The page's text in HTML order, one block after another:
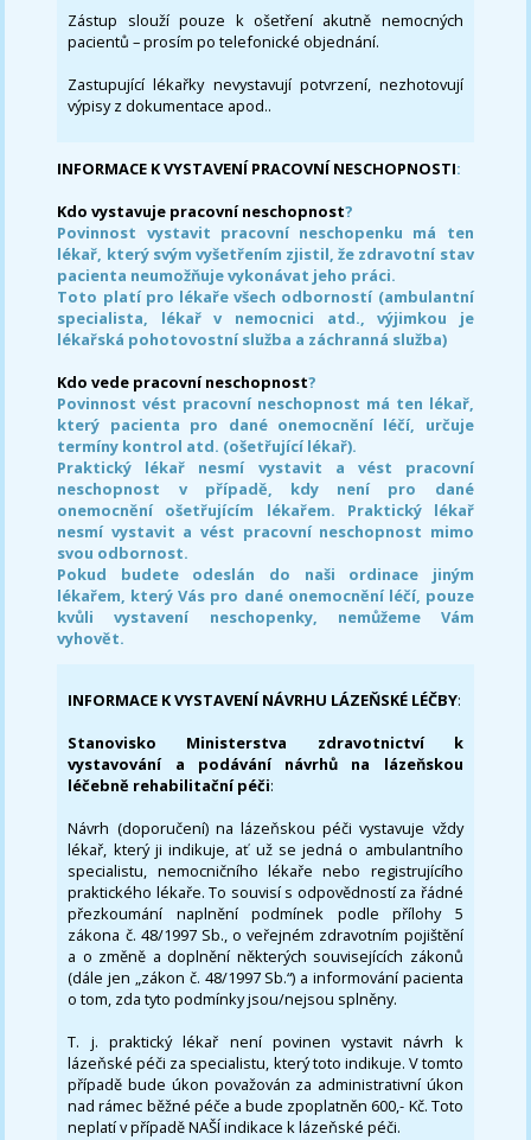
Zástup slouží pouze k ošetření akutně nemocných
pacientů – prosím po telefonické objednání.
Zastupující lékařky nevystavují potvrzení, nezhotovují
výpisy z dokumentace apod..
INFORMACE K VYSTAVENÍ PRACOVNÍ NESCHOPNOSTI:
Kdo vystavuje pracovní neschopnost?
Povinnost vystavit pracovní neschopenku má ten
lékař, který svým vyšetřením zjistil, že zdravotní stav
pacienta neumožňuje vykonávat jeho práci.
Toto platí pro lékaře všech odborností (ambulantní
specialista, lékař v nemocnici atd., výjimkou je
lékařská pohotovostní služba a záchranná služba)
Kdo vede pracovní neschopnost?
Povinnost vést pracovní neschopnost má ten lékař,
který pacienta pro dané onemocnění léčí, určuje
termíny kontrol atd. (ošetřující lékař).
Praktický lékař nesmí vystavit a vést pracovní
neschopnost v případě, kdy není pro dané
onemocnění ošetřujícím lékařem. Praktický lékař
nesmí vystavit a vést pracovní neschopnost mimo
svou odbornost.
Pokud budete odeslán do naši ordinace jiným
lékařem, který Vás pro dané onemocnění léčí, pouze
kvůli vystavení neschopenky, nemůžeme Vám
vyhovět.
INFORMACE K VYSTAVENÍ NÁVRHU LÁZEŇSKÉ LÉČBY:
Stanovisko Ministerstva zdravotnictví k
vystavování a podávání návrhů na lázeňskou
léčebně rehabilitační péči:
Návrh (doporučení) na lázeňskou péči vystavuje vždy
lékař, který ji indikuje, ať už se jedná o ambulantního
specialistu, nemocničního lékaře nebo registrujícího
praktického lékaře. To souvisí s odpovědností za řádné
přezkoumání naplnění podmínek podle přílohy 5
zákona č. 48/1997 Sb., o veřejném zdravotním pojištění
a o změně a doplnění některých souvisejících zákonů
(dále jen „zákon č. 48/1997 Sb.“) a informování pacienta
o tom, zda tyto podmínky jsou/nejsou splněny.
T. j. praktický lékař není povinen vystavit návrh k
lázeňské péči za specialistu, který toto indikuje. V tomto
případě bude úkon považován za administrativní úkon
nad rámec běžné péče a bude zpoplatněn 600,- Kč. Toto
neplatí v případě NAŠÍ indikace k lázeňské péči.